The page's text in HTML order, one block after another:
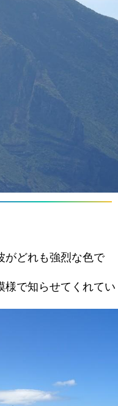
がどれも強烈な色で
様で知らせてくれてい